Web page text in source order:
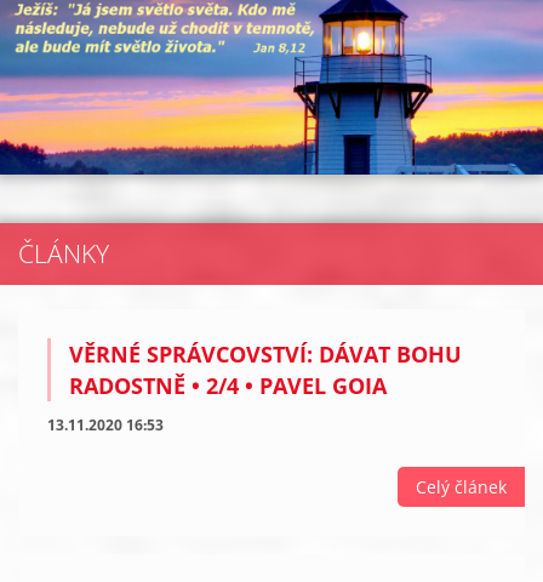
ČLÁNKY
VĚRNÉ SPRÁVCOVSTVÍ: DÁVAT BOHU
RADOSTNĚ • 2/4 • PAVEL GOIA
13.11.2020 16:53
Celý článek